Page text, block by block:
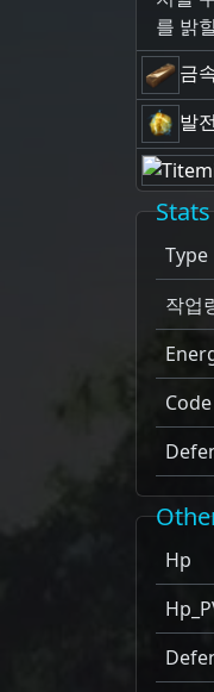
를 밝
금
발
Stats
Type
작업
Code
Hp